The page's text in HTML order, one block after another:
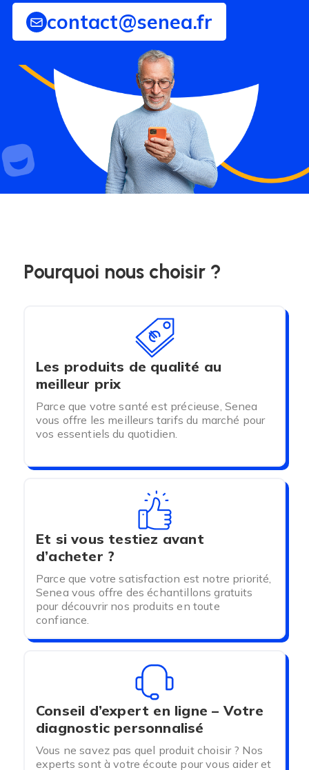
contact@senea.fr
Pourquoi nous choisir ?
Les produits de qualité au
meilleur prix
Parce que votre santé est précieuse, Senea
vous offre les meilleurs tarifs du marché pour
vos essentiels du quotidien.
Et si vous testiez avant
d’acheter ?
Parce que votre satisfaction est notre priorité,
Senea vous offre des échantillons gratuits
pour découvrir nos produits en toute
confiance.
Conseil d’expert en ligne – Votre
diagnostic personnalisé
Vous ne savez pas quel produit choisir ? Nos
experts sont à votre écoute pour vous aider et